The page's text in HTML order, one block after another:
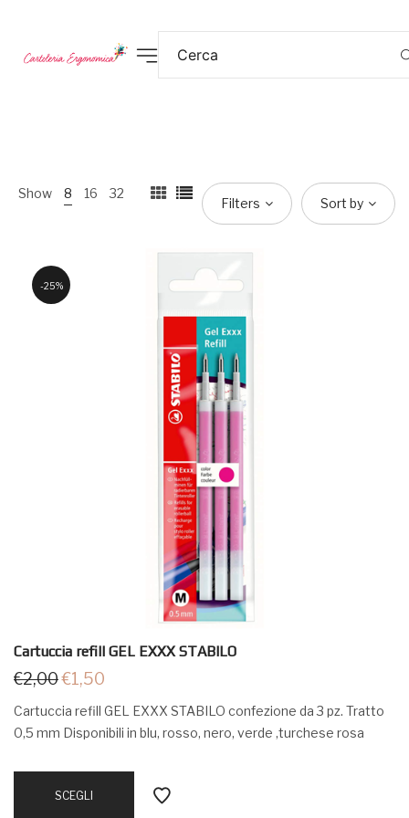
Show 8 16 32
Filters Sort by
25%
Cartuccia refill GEL EXXX STABILO
€2,00€1,50
Cartuccia refill GEL EXXX STABILO confezione da 3 pz. Tratto
0,5 mm Disponibili in blu, rosso, nero, verde ,turchese rosa
SCEGLI